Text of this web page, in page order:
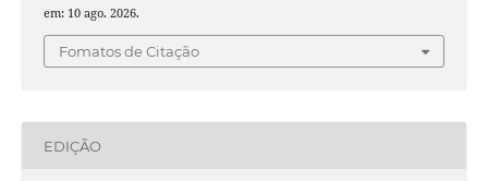
em: 10 ago. 2026.
Fomatos de Citação
EDIÇÃO